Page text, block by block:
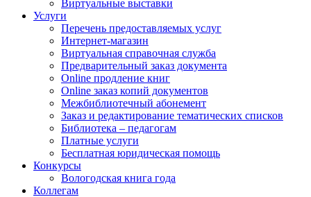
Виртуальные выставки
Услуги
Перечень предоставляемых услуг
Интернет-магазин
Виртуальная справочная служба
Предварительный заказ документа
Online продление книг
Online заказ копий документов
Межбиблиотечный абонемент
Заказ и редактирование тематических списков
Библиотека – педагогам
Платные услуги
Бесплатная юридическая помощь
Конкурсы
Вологодская книга года
Коллегам